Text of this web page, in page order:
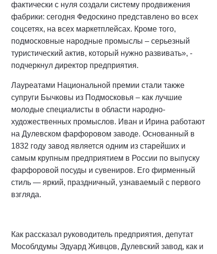
фактически с нуля создали систему продвижения
фабрики: сегодня Федоскино представлено во всех
соцсетях, на всех маркетплейсах. Кроме того,
подмосковные народные промыслы – серьезный
туристический актив, который нужно развивать», -
подчеркнул директор предприятия.
Лауреатами Национальной премии стали также
супруги Бычковы из Подмосковья – как лучшие
молодые специалисты в области народно-
художественных промыслов. Иван и Ирина работают
на Дулевском фарфоровом заводе. Основанный в
1832 году завод является одним из старейших и
самым крупным предприятием в России по выпуску
фарфоровой посуды и сувениров. Его фирменный
стиль — яркий, праздничный, узнаваемый с первого
взгляда.
Как рассказал руководитель предприятия, депутат
Мособлдумы Эдуард Живцов, Дулевский завод, как и